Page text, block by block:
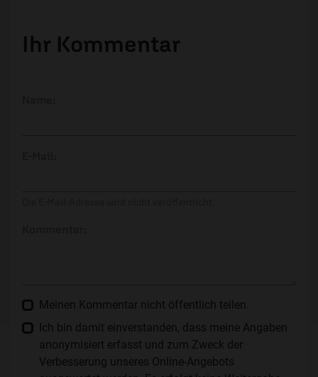
Ihr Kommentar
Meinen Kommentar nicht öffentlich teilen.
Ich bin damit einverstanden, dass meine Angaben
anonymisiert erfasst und zum Zweck der
Verbesserung unseres Online-Angebots